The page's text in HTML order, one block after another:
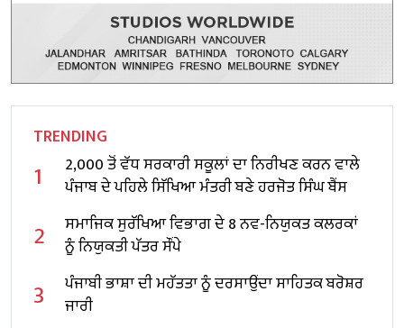
TRENDING
1
2,000 ਤੋਂ ਵੱਧ ਸਰਕਾਰੀ ਸਕੂਲਾਂ ਦਾ ਨਿਰੀਖਣ ਕਰਨ ਵਾਲੇ
ਪੰਜਾਬ ਦੇ ਪਹਿਲੇ ਸਿੱਖਿਆ ਮੰਤਰੀ ਬਣੇ ਹਰਜੋਤ ਸਿੰਘ ਬੈਂਸ
2
ਸਮਾਜਿਕ ਸੁਰੱਖਿਆ ਵਿਭਾਗ ਦੇ 8 ਨਵ-ਨਿਯੁਕਤ ਕਲਰਕਾਂ
ਨੂੰ ਨਿਯੁਕਤੀ ਪੱਤਰ ਸੌਂਪੇ
3
ਪੰਜਾਬੀ ਭਾਸ਼ਾ ਦੀ ਮਹੱਤਤਾ ਨੂੰ ਦਰਸਾਉਂਦਾ ਸਾਹਿਤਕ ਬਰੋਸ਼ਰ
ਜਾਰੀ